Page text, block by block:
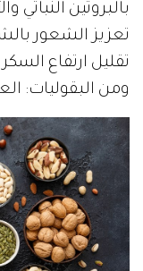
بالبروتين النباتي
تعزيز الشعور
تقليل ارتفاع
ومن البقوليات: